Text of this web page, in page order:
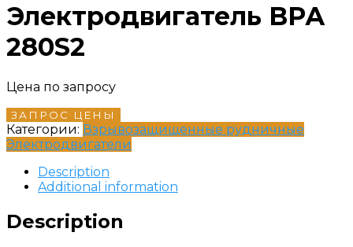
Электродвигатель ВРА
280S2
Цена по запросу
ЗАПРОС ЦЕНЫ
Категории: Взрывозащищенные рудничные
Электродвигатели
Description
Additional information
Description